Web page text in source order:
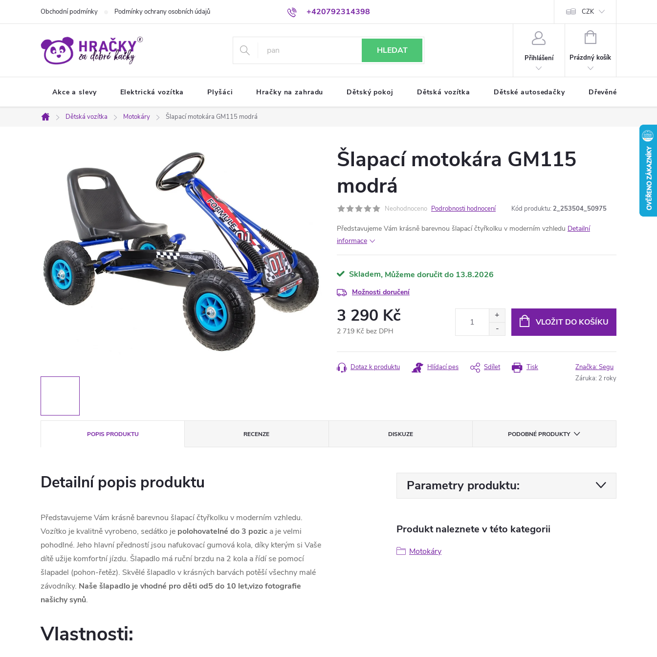
+420792314398
Obchodní podmínky Podmínky ochrany osobních údajů CZK
HLEDAT
Přihlášení
NÁKUPNÍ
Prázdný košík
Akce a slevy Elektrická vozítka Plyšáci Hračky na zahradu Dětský pokoj Dětská vozítka Dětské autosedačky Dřevěné hračky
Domů
Dětská vozítka Motokáry Šlapací motokára GM115 modrá
Šlapací motokára GM115
modrá
Neohodnoceno Podrobnosti hodnocení Kód produktu: 2_253504_50975
Představujeme Vám krásně barevnou šlapací čtyřkolku v moderním vzhledu Detailní
informace
Skladem 13.8.2026
Možnosti doručení
3 290 Kč
2 719 Kč bez DPH
cena:
VLOŽIT DO KOŠÍKU
Tisk
Dotaz k produktu Hlídací pes Sdílet Značka:Segu
Záruka: 2 roky
POPIS PRODUKTU RECENZE DISKUZE PODOBNÉ PRODUKTY
Detailní popis produktu
Představujeme Vám krásně barevnou šlapací čtyřkolku v moderním vzhledu.
Vozítko je kvalitně vyrobeno, sedátko je polohovatelné do 3 pozic a je velmi
pohodlné. Jeho hlavní předností jsou nafukovací gumová kola, díky kterým si Vaše
dítě užije komfortní jízdu. Šlapadlo má ruční brzdu na 2 kola a řídí se pomocí
šlapadel (pohon-řetěz). Skvělé šlapadlo v krásných barvách potěší všechny malé
závodníky. Naše šlapadlo je vhodné pro děti od5 do 10 let,vizo fotografie
našichy synů.
Vlastnosti:
Parametry produktu:
Produkt naleznete v této kategorii
Motokáry